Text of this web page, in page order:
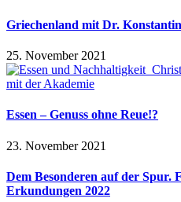
Griechenland mit Dr.
25. November 2021
Essen – Genuss ohne Reue!?
23. November 2021
Dem Besonderen auf der Spur.
Erkundungen 2022